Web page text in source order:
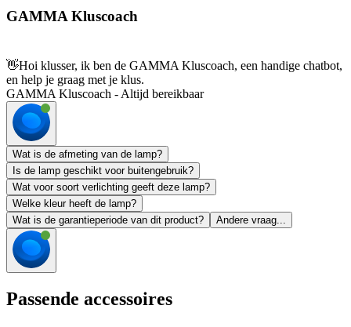
GAMMA Kluscoach
👋Hoi klusser, ik ben de GAMMA Kluscoach, een handige chatbot,
en help je graag met je klus.
GAMMA Kluscoach - Altijd bereikbaar
Wat is de afmeting van de lamp?
Is de lamp geschikt voor buitengebruik?
Wat voor soort verlichting geeft deze lamp?
Welke kleur heeft de lamp?
Wat is de garantieperiode van dit product?
Andere vraag...
Passende accessoires